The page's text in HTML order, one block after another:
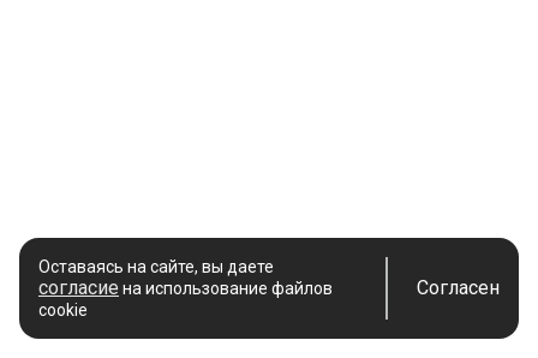
Оставаясь на сайте, вы даете
согласие на использование файлов
cookie
Согласен